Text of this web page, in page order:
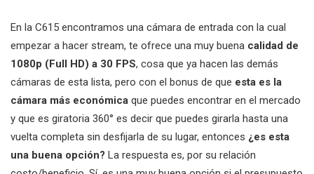
En la C615 encontramos una cámara de entrada con la cual
empezar a hacer stream, te ofrece una muy buena calidad de
1080p (Full HD) a 30 FPS, cosa que ya hacen las demás
cámaras de esta lista, pero con el bonus de que esta es la
cámara más económica que puedes encontrar en el mercado
y que es giratoria 360° es decir que puedes girarla hasta una
vuelta completa sin desfijarla de su lugar, entonces ¿es esta
una buena opción? La respuesta es, por su relación